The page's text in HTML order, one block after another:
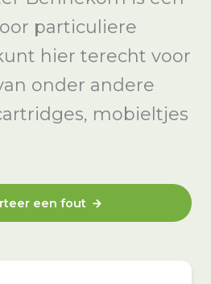
particuliere
hier terecht voor
onder andere
mobieltjes
een fout